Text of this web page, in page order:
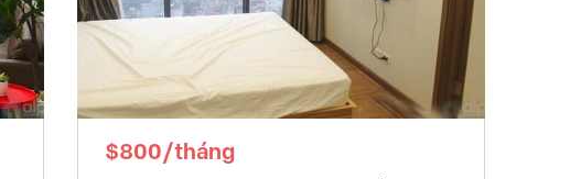
$800/tháng